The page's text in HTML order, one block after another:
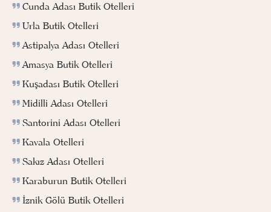
Cunda Adası Butik Otelleri
Urla Butik Otelleri
Astipalya Adası Otelleri
Amasya Butik Otelleri
Kuşadası Butik Otelleri
Midilli Adası Otelleri
Santorini Adası Otelleri
Kavala Otelleri
Sakız Adası Otelleri
Karaburun Butik Otelleri
İznik Gölü Butik Otelleri